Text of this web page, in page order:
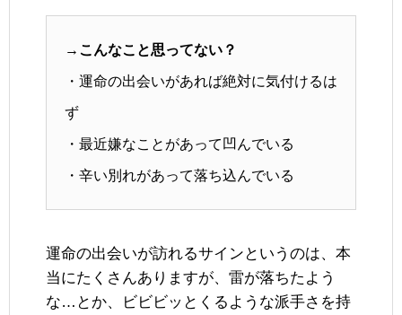
→こんなこと思ってない？
・運命の出会いがあれば絶対に気付けるは
ず
・最近嫌なことがあって凹んでいる
・辛い別れがあって落ち込んでいる
運命の出会いが訪れるサインというのは、本
当にたくさんありますが、雷が落ちたよう
な…とか、ビビビッとくるような派手さを持